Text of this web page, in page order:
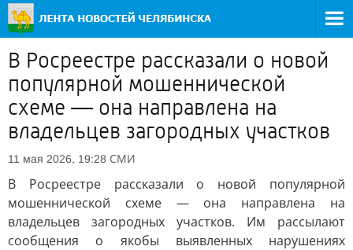
В Росреестре рассказали о новой
популярной мошеннической
схеме — она направлена на
владельцев загородных участков
11 мая 2026, 19:28 СМИ
В Росреестре рассказали о новой популярной
мошеннической схеме — она направлена на
владельцев загородных участков. Им рассылают
сообщения о якобы выявленных нарушениях